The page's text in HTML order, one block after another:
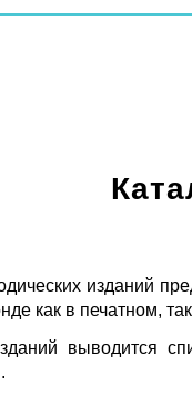
изданий
как в печатном,
выводится